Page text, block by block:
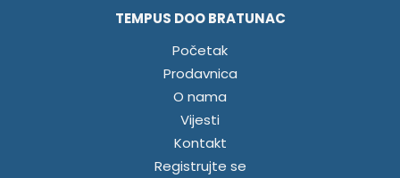
TEMPUS DOO BRATUNAC
Početak
Prodavnica
O nama
Vijesti
Kontakt
Registrujte se